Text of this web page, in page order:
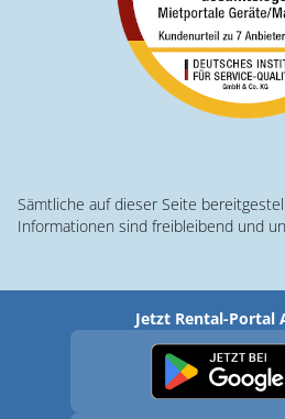
Sämtliche auf dieser Seite
Informationen sind freibleibend und
Jetzt Rental-Portal